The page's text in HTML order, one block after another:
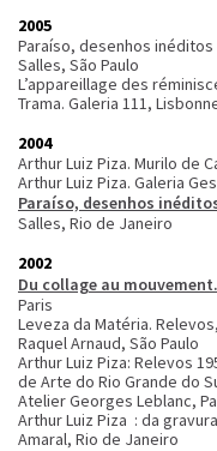
2005
Paraíso, desenhos
Salles, São Paulo
L’appareillage des
Trama. Galeria 111,
2004
Arthur Luiz Piza. Murilo de
Arthur Luiz Piza. Galeria
Paraíso, desenhos
Salles, Rio de Janeiro
2002
Du collage au mouvement.
Paris
Leveza da Matéria.
Raquel Arnaud, São Paulo
Arthur Luiz Piza: Relevos
de Arte do Rio Grande do
Atelier Georges Leblanc,
Arthur Luiz Piza : da
Amaral, Rio de Janeiro